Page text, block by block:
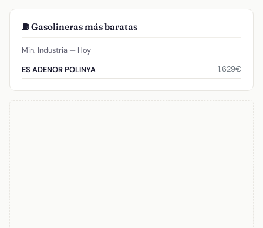
⛽ Gasolineras más baratas
Min. Industria — Hoy
ES ADENOR POLINYA
1.629€